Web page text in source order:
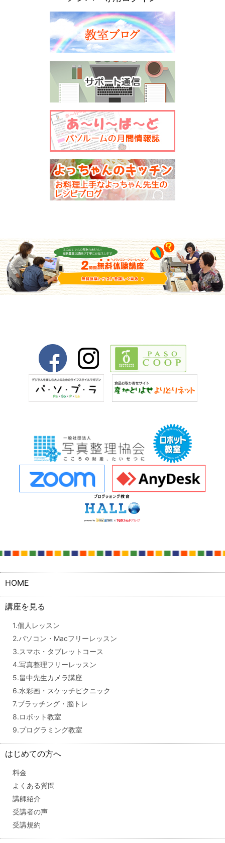
HOME
講座を見る
1.個人レッスン
2.パソコン・Macフリーレッスン
3.スマホ・タブレットコース
4.写真整理フリーレッスン
5.畠中先生カメラ講座
6.水彩画・スケッチピクニック
7.ブラッチング・脳トレ
8.ロボット教室
9.プログラミング教室
はじめての方へ
料金
よくある質問
講師紹介
受講者の声
受講規約